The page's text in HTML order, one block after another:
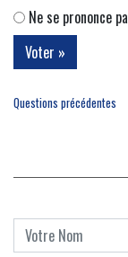
Ne se prononce
Questions précédentes